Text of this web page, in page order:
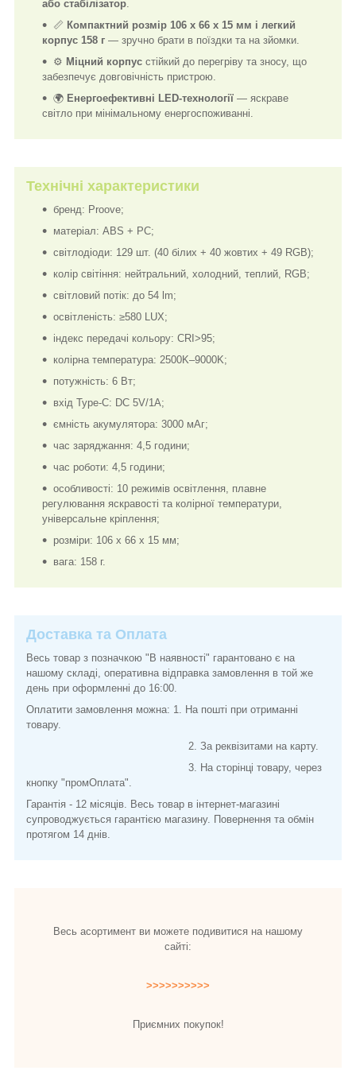
або стабілізатор
📏 Компактний розмір 106 x 66 x 15 мм і легкий
корпус 158 г — зручно брати в поїздки та на зйомки.
⚙️ Міцний корпус стійкий до перегріву та зносу, що
забезпечує довговічність пристрою.
🌍 Енергоефективні LED-технології — яскраве
світло при мінімальному енергоспоживанні.
Технічні характеристики
бренд: Proove;
матеріал: ABS + PC;
світлодіоди: 129 шт. (40 білих + 40 жовтих + 49 RGB);
колір світіння: нейтральний, холодний, теплий, RGB;
світловий потік: до 54 lm;
освітленість: ≥580 LUX;
індекс передачі кольору: CRI>95;
колірна температура: 2500K–9000K;
потужність: 6 Вт;
вхід Type-C: DC 5V/1A;
ємність акумулятора: 3000 мАг;
час заряджання: 4,5 години;
час роботи: 4,5 години;
особливості: 10 режимів освітлення, плавне
регулювання яскравості та колірної температури,
універсальне кріплення;
розміри: 106 x 66 x 15 мм;
вага: 158 г.
Доставка та Оплата
Весь товар з позначкою "В наявності" гарантовано є на
нашому складі, оперативна відправка замовлення в той же
день при оформленні до 16:00.
Оплатити замовлення можна: 1. На пошті при отриманні
товару.
2. За реквізитами на карту.
3. На сторінці товару, через
кнопку "промОплата".
Гарантія - 12 місяців. Весь товар в інтернет-магазині
супроводжується гарантією магазину. Повернення та обмін
протягом 14 днів.
Весь асортимент ви можете подивитися на нашому
сайті:
>>>>>>>>>>
Приємних покупок!